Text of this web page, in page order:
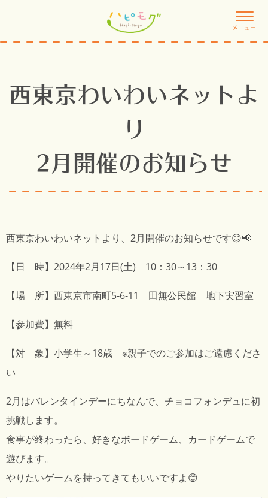
メニュー
西東京わいわいネットよ
り
2月開催のお知らせ
西東京わいわいネットより、2月開催のお知らせです😊📢
【日 時】2024年2月17日(土) 10：30～13：30
【場 所】西東京市南町5-6-11 田無公民館 地下実習室
【参加費】無料
【対 象】小学生～18歳 ※親子でのご参加はご遠慮くださ
い
2月はバレンタインデーにちなんで、チョコフォンデュに初
挑戦します。
食事が終わったら、好きなボードゲーム、カードゲームで
遊びます。
やりたいゲームを持ってきてもいいですよ😊